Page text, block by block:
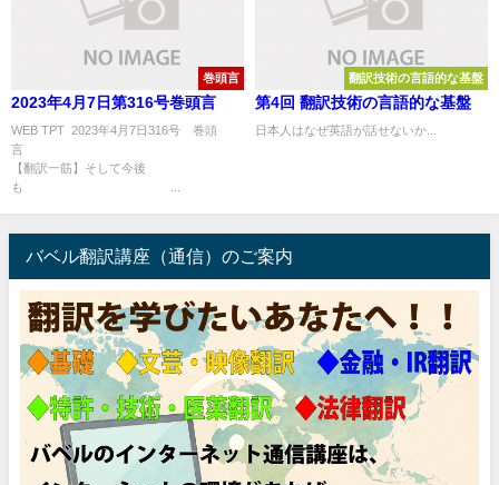
巻頭言
2023年4月7日第316号巻頭言
WEB TPT 2023年4月7日316号 巻頭
言
【翻訳一筋】そして今後
も ...
翻訳技術の言語的な基盤
第4回 翻訳技術の言語的な基盤
日本人はなぜ英語が話せないか...
バベル翻訳講座（通信）のご案内